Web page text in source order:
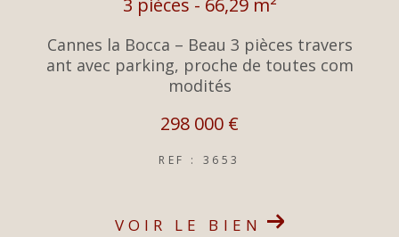
3 pièces - 66,29 m²
Cannes la Bocca – Beau 3 pièces travers
ant avec parking, proche de toutes com
modités
298 000 €
REF : 3653
VOIR LE BIEN